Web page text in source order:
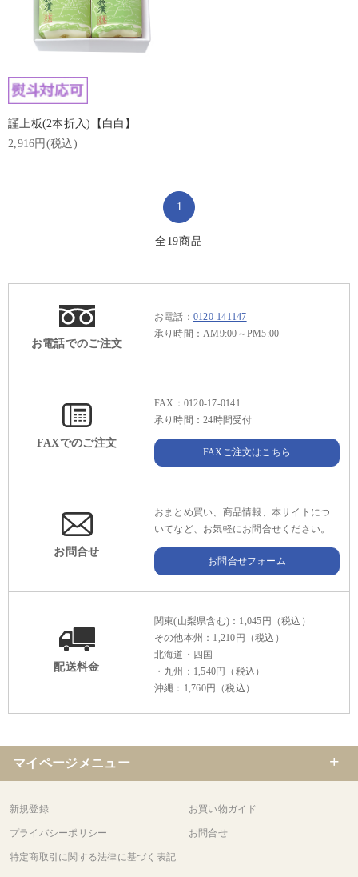
謹上板(2本折入)【白白】
2,916円(税込)
1
全19商品
お電話でのご注文
お電話： 0120-141147
承り時間：AM9:00～PM5:00
FAXでのご注文
FAX：0120-17-0141
承り時間：24時間受付
FAXご注文はこちら
お問合せ
おまとめ買い、商品情報、本サイトにつ
いてなど、お気軽にお問合せください。
お問合せフォーム
配送料金
関東(山梨県含む)：1,045円（税込）
その他本州：1,210円（税込）
北海道・四国
・九州：1,540円（税込）
沖縄：1,760円（税込）
マイページメニュー
新規登録 お買い物ガイド
プライバシーポリシー お問合せ
特定商取引に関する法律に基づく表記